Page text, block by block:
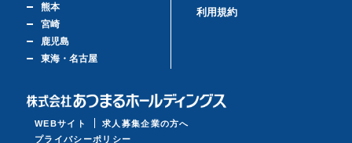
熊本
宮崎
鹿児島
東海・名古屋
利用規約
WEBサイト
求人募集企業の方へ
プライバシーポリシー